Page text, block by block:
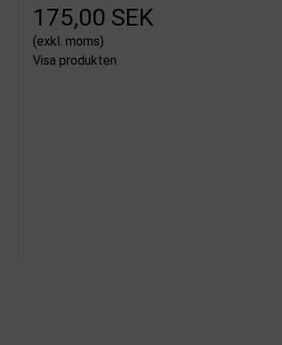
175,00 SEK
(exkl. moms)
Visa produkten